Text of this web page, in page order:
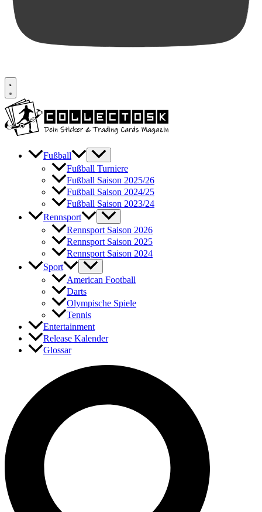
Fußball
Fußball Turniere
Fußball Saison 2025/26
Fußball Saison 2024/25
Fußball Saison 2023/24
Rennsport
Rennsport Saison 2026
Rennsport Saison 2025
Rennsport Saison 2024
Sport
American Football
Darts
Olympische Spiele
Tennis
Entertainment
Release Kalender
Glossar